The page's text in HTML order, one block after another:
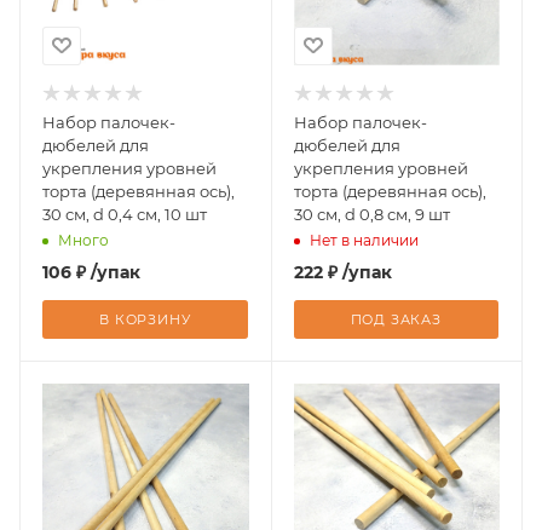
Набор палочек-
дюбелей для
укрепления уровней
торта (деревянная ось),
30 см, d 0,4 см, 10 шт
Много
106 ₽ /упак
В КОРЗИНУ
Набор палочек-
дюбелей для
укрепления уровней
торта (деревянная ось),
30 см, d 0,8 см, 9 шт
Нет в наличии
222 ₽ /упак
ПОД ЗАКАЗ